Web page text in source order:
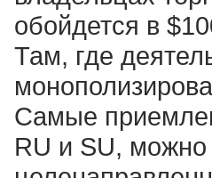
обойдется в
Там, где
Самые
RU и SU, можно